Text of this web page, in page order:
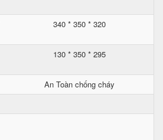
340 * 350 * 320
130 * 350 * 295
An Toàn chống cháy